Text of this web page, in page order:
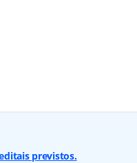
previstos.